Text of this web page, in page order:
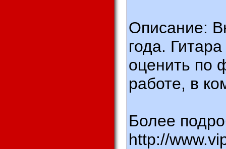
Описание:
года.
оценить по
работе, в
Более
http://